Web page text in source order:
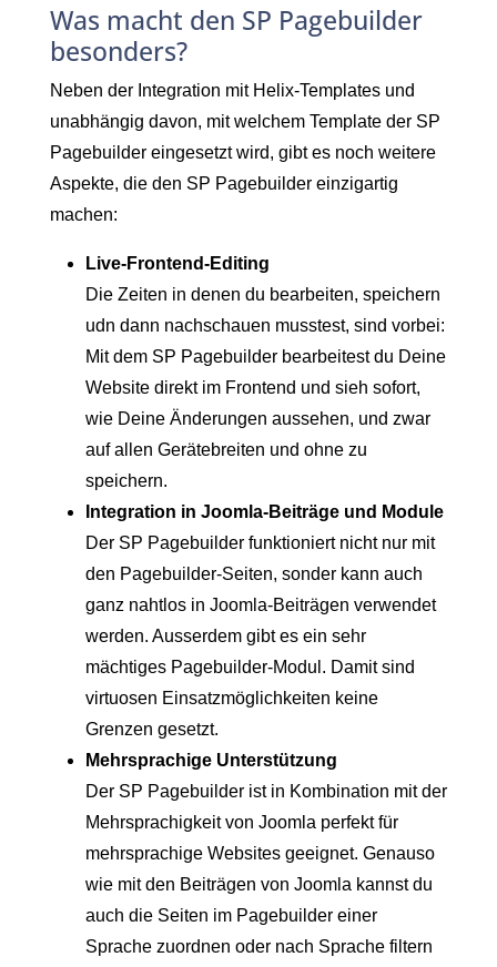
Was macht den SP Pagebuilder
besonders?
Neben der Integration mit Helix-Templates und
unabhängig davon, mit welchem Template der SP
Pagebuilder eingesetzt wird, gibt es noch weitere
Aspekte, die den SP Pagebuilder einzigartig
machen:
Live-Frontend-Editing
Die Zeiten in denen du bearbeiten, speichern
udn dann nachschauen musstest, sind vorbei:
Mit dem SP Pagebuilder bearbeitest du Deine
Website direkt im Frontend und sieh sofort,
wie Deine Änderungen aussehen, und zwar
auf allen Gerätebreiten und ohne zu
speichern.
Integration in Joomla-Beiträge und Module
Der SP Pagebuilder funktioniert nicht nur mit
den Pagebuilder-Seiten, sonder kann auch
ganz nahtlos in Joomla-Beiträgen verwendet
werden. Ausserdem gibt es ein sehr
mächtiges Pagebuilder-Modul. Damit sind
virtuosen Einsatzmöglichkeiten keine
Grenzen gesetzt.
Mehrsprachige Unterstützung
Der SP Pagebuilder ist in Kombination mit der
Mehrsprachigkeit von Joomla perfekt für
mehrsprachige Websites geeignet. Genauso
wie mit den Beiträgen von Joomla kannst du
auch die Seiten im Pagebuilder einer
Sprache zuordnen oder nach Sprache filtern